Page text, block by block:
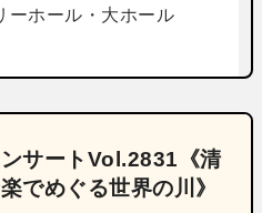
ーホール・大ホール
サートVol.2831《清
でめぐる世界の川》